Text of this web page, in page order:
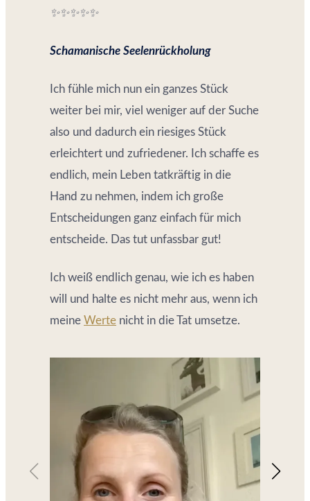
✨✨✨✨✨
Schamanische Seelenrückholung
Ich fühle mich nun ein ganzes Stück
weiter bei mir, viel weniger auf der Suche
also und dadurch ein riesiges Stück
erleichtert und zufriedener. Ich schaffe es
endlich, mein Leben tatkräftig in die
Hand zu nehmen, indem ich große
Entscheidungen ganz einfach für mich
entscheide. Das tut unfassbar gut!
Ich weiß endlich genau, wie ich es haben
will und halte es nicht mehr aus, wenn ich
meine Werte nicht in die Tat umsetze.
Previous Next